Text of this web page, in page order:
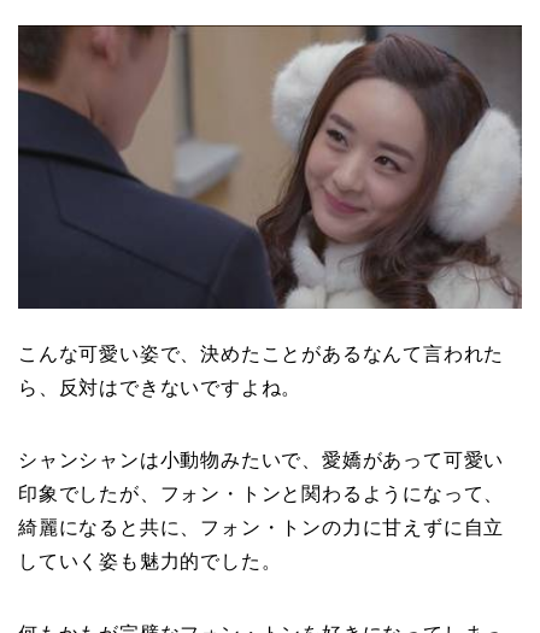
こんな可愛い姿で、決めたことがあるなんて言われた
ら、反対はできないですよね。
シャンシャンは小動物みたいで、愛嬌があって可愛い
印象でしたが、フォン・トンと関わるようになって、
綺麗になると共に、フォン・トンの力に甘えずに自立
していく姿も魅力的でした。